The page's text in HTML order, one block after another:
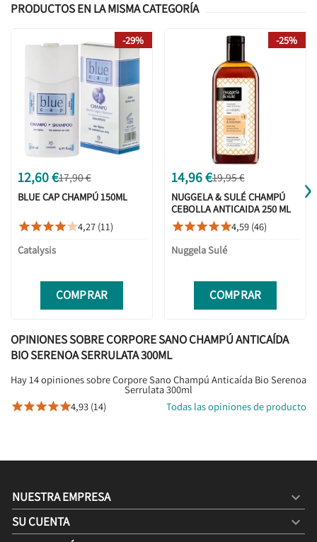
PRODUCTOS EN LA MISMA CATEGORÍA
12,60 €17,90 €
BLUE CAP CHAMPÚ 150ML
4,27 (11)
Catalysis
COMPRAR
-29%
14,96 €19,95 €
NUGGELA & SULÉ CHAMPÚ
CEBOLLA ANTICAIDA 250 ML
4,59 (46)
Nuggela Sulé
COMPRAR
-25%
›
OPINIONES SOBRE CORPORE SANO CHAMPÚ ANTICAÍDA
BIO SERENOA SERRULATA 300ML
Hay 14 opiniones sobre Corpore Sano Champú Anticaída Bio Serenoa
Serrulata 300ml
4,93 (14) Todas las opiniones de producto
NUESTRA EMPRESA 
SU CUENTA 